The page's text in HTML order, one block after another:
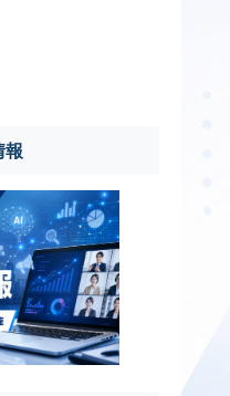
報